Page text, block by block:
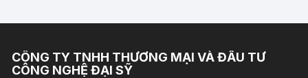
CÔNG TY TNHH THƯƠNG MẠI VÀ ĐẦU TƯ
CÔNG NGHỆ ĐẠI SỸ